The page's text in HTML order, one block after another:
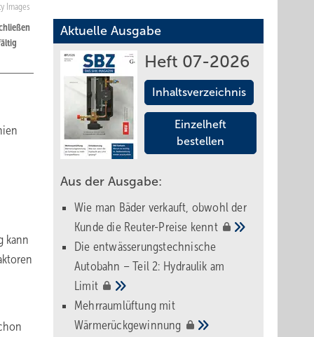
Images
kann
Aktuelle Ausgabe
Heft 07-2026
Inhaltsverzeichnis
Einzelheft
bestellen
Aus der Ausgabe:
Wie man Bäder verkauft, obwohl der
Kunde die Reuter-Preise kennt
Die entwässerungstechnische
Autobahn – Teil 2: Hydraulik am
Limit
Mehrraumlüftung mit
Wärmerückgewinnung